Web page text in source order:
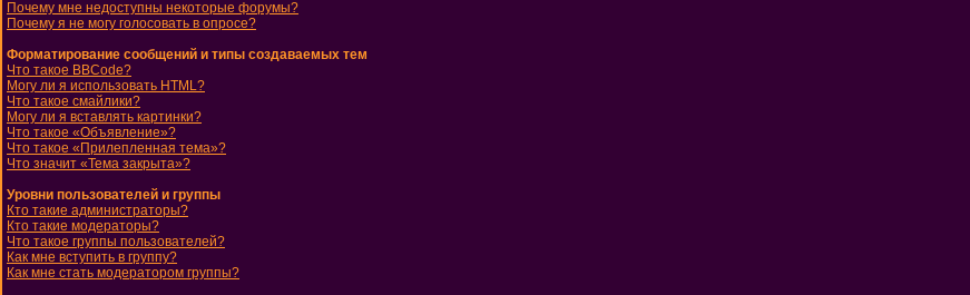
Почему мне недоступны некоторые форумы?
Почему я не могу голосовать в опросе?
Форматирование сообщений и типы создаваемых тем
Что такое BBCode?
Могу ли я использовать HTML?
Что такое смайлики?
Могу ли я вставлять картинки?
Что такое «Объявление»?
Что такое «Прилепленная тема»?
Что значит «Тема закрыта»?
Уровни пользователей и группы
Кто такие администраторы?
Кто такие модераторы?
Что такое группы пользователей?
Как мне вступить в группу?
Как мне стать модератором группы?